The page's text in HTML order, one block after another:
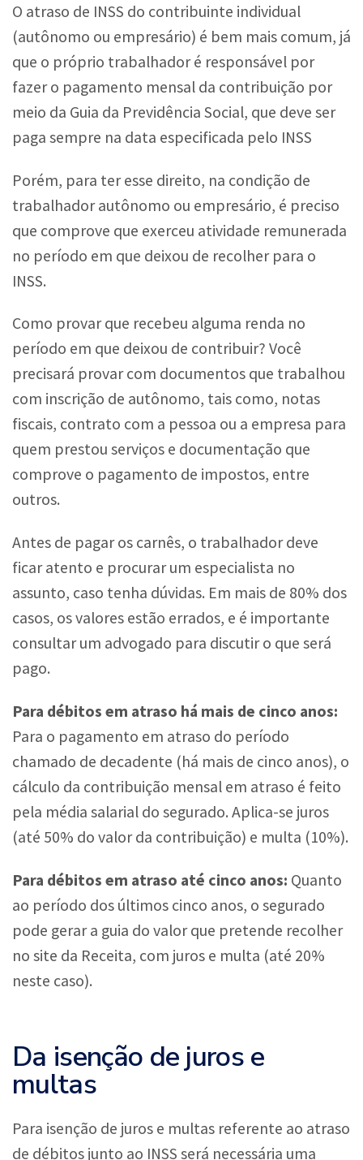
O atraso de INSS do contribuinte individual
(autônomo ou empresário) é bem mais comum, já
que o próprio trabalhador é responsável por
fazer o pagamento mensal da contribuição por
meio da Guia da Previdência Social, que deve ser
paga sempre na data especificada pelo INSS
Porém, para ter esse direito, na condição de
trabalhador autônomo ou empresário, é preciso
que comprove que exerceu atividade remunerada
no período em que deixou de recolher para o
INSS.
Como provar que recebeu alguma renda no
período em que deixou de contribuir? Você
precisará provar com documentos que trabalhou
com inscrição de autônomo, tais como, notas
fiscais, contrato com a pessoa ou a empresa para
quem prestou serviços e documentação que
comprove o pagamento de impostos, entre
outros.
Antes de pagar os carnês, o trabalhador deve
ficar atento e procurar um especialista no
assunto, caso tenha dúvidas. Em mais de 80% dos
casos, os valores estão errados, e é importante
consultar um advogado para discutir o que será
pago.
Para débitos em atraso há mais de cinco anos:
Para o pagamento em atraso do período
chamado de decadente (há mais de cinco anos), o
cálculo da contribuição mensal em atraso é feito
pela média salarial do segurado. Aplica-se juros
(até 50% do valor da contribuição) e multa (10%).
Para débitos em atraso até cinco anos: Quanto
ao período dos últimos cinco anos, o segurado
pode gerar a guia do valor que pretende recolher
no site da Receita, com juros e multa (até 20%
neste caso).
Da isenção de juros e
multas
Para isenção de juros e multas referente ao atraso
de débitos junto ao INSS será necessária uma